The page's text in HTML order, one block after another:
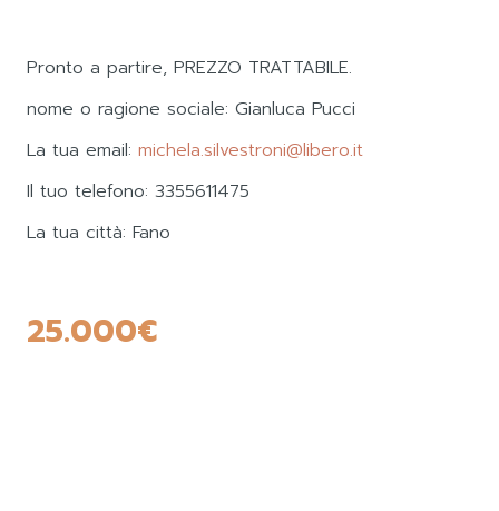
Pronto a partire, PREZZO TRATTABILE.
nome o ragione sociale: Gianluca Pucci
La tua email: michela.silvestroni@libero.it
Il tuo telefono: 3355611475
La tua città: Fano
25.000€